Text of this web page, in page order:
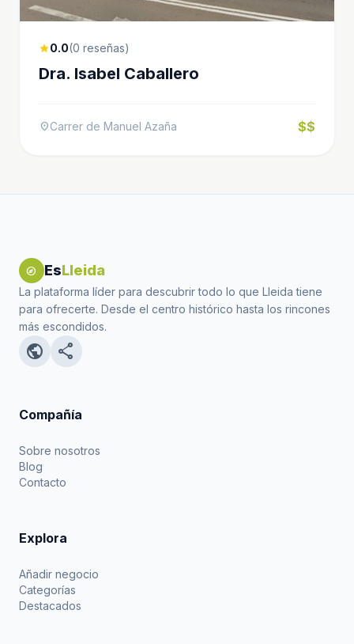
star0.0(0 reseñas)
Dra. Isabel Caballero
location_onCarrer de Manuel Azaña $$
explore EsLleida
La plataforma líder para descubrir todo lo que Lleida tiene
para ofrecerte. Desde el centro histórico hasta los rincones
más escondidos.
public share
Compañía
Sobre nosotros
Blog
Contacto
Explora
Añadir negocio
Categorías
Destacados